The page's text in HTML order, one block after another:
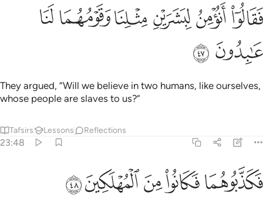
فقالوا انومن لبشرين مثلنا وقومهما لنا عابدون ٤٧
فَقَالُوٓا۟ أَنُؤْمِنُ لِبَشَرَيْنِ مِثْلِنَا وَقَوْمُهُمَا لَنَا عَـٰبِدُونَ ٤٧
ﱱﱲﱳﱴﱵﱶ
ﱷﱸ
They argued, “Will we believe in two humans, like ourselves,
whose people are slaves to us?”
Tafsirs Lessons Reflections
23:48
فكذبوهما فكانوا من المهلكين ٤٨
فَكَذَّبُوهُمَا فَكَانُوا۟ مِنَ ٱلْمُهْلَكِينَ ٤٨
ﱹﱺﱻﱼﱽ